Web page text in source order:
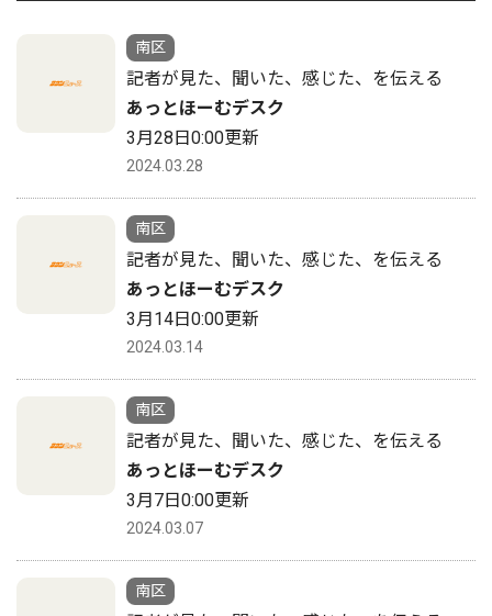
南区
記者が見た、聞いた、感じた、を伝える
あっとほーむデスク
3月28日0:00更新
2024.03.28
南区
記者が見た、聞いた、感じた、を伝える
あっとほーむデスク
3月14日0:00更新
2024.03.14
南区
記者が見た、聞いた、感じた、を伝える
あっとほーむデスク
3月7日0:00更新
2024.03.07
南区